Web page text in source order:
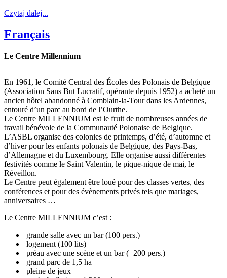
Czytaj dalej...
Français
Le Centre Millennium
En 1961, le Comité Central des Écoles des Polonais de Belgique
(Association Sans But Lucratif, opérante depuis 1952) a acheté un
ancien hôtel abandonné à Comblain-la-Tour dans les Ardennes,
entouré d’un parc au bord de l’Ourthe.
Le Centre MILLENNIUM est le fruit de nombreuses années de
travail bénévole de la Communauté Polonaise de Belgique.
L’ASBL organise des colonies de printemps, d’été, d’automne et
d’hiver pour les enfants polonais de Belgique, des Pays-Bas,
d’Allemagne et du Luxembourg. Elle organise aussi différentes
festivités comme le Saint Valentin, le pique-nique de mai, le
Réveillon.
Le Centre peut également être loué pour des classes vertes, des
conférences et pour des évènements privés tels que mariages,
anniversaires …
Le Centre MILLENNIUM c’est :
grande salle avec un bar (100 pers.)
logement (100 lits)
préau avec une scène et un bar (+200 pers.)
grand parc de 1,5 ha
pleine de jeux